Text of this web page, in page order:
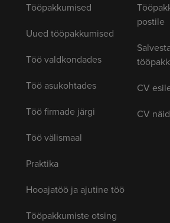
Tööpakkumised
Uued tööpakkumised
Töö valdkondades
Töö asukohtades
Töö firmade järgi
Töö välismaal
Praktika
Hooajatöö ja ajutine töö
Tööpakkumiste otsing
postile
CV
CV